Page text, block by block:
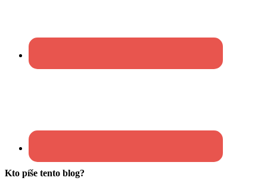
Kto píše tento blog?